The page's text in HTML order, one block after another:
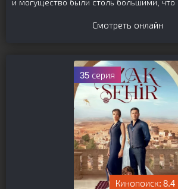
и могущество были столь большими, что
Смотреть онлайн
35 серия
8.4